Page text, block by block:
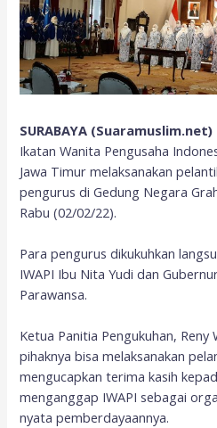
SURABAYA (Suaramuslim.net)
Ikatan Wanita Pengusaha
Jawa Timur melaksanakan
pengurus di Gedung Negara
Rabu (02/02/22).
Para pengurus dikukuhkan
IWAPI Ibu Nita Yudi dan
Parawansa.
Ketua Panitia Pengukuhan,
pihaknya bisa melaksanakan
mengucapkan terima kasih
menganggap IWAPI sebagai
nyata pemberdayaannya.